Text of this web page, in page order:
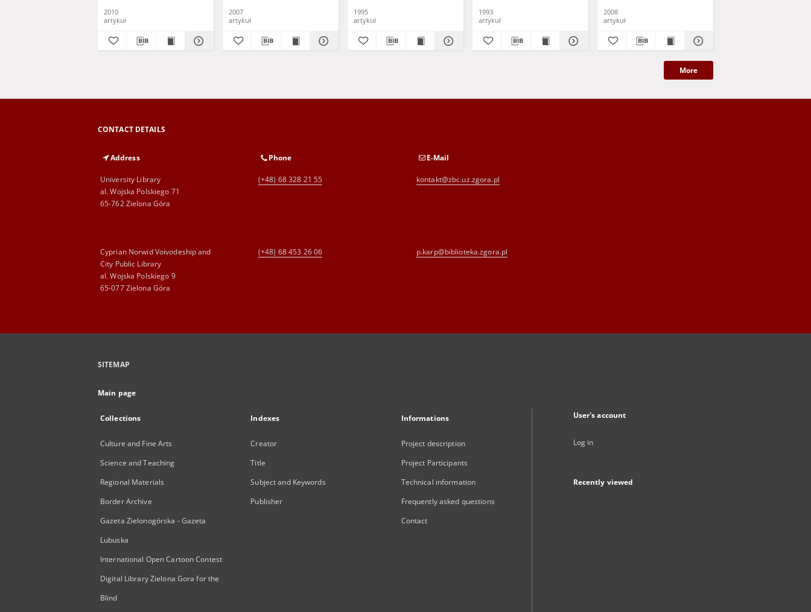
2010
artykuł
2007
artykuł
1995
artykuł
1993
artykuł
2008
artykuł
More
CONTACT DETAILS
Address
University Library
al. Wojska Polskiego 71
65-762 Zielona Góra
Phone
(+48) 68 328 21 55
E-Mail
kontakt@zbc.uz.zgora.pl
Cyprian Norwid Voivodeship and
City Public Library
al. Wojska Polskiego 9
65-077 Zielona Góra
(+48) 68 453 26 06 p.karp@biblioteka.zgora.pl
SITEMAP
Main page
Collections
Culture and Fine Arts
Science and Teaching
Regional Materials
Border Archive
Gazeta Zielonogórska - Gazeta
Lubuska
International Open Cartoon Contest
Digital Library Zielona Gora for the
Blind
Indexes
Creator
Title
Subject and Keywords
Publisher
Informations
Project description
Project Participants
Technical information
Frequently asked questions
Contact
User's account
Log in
Recently viewed